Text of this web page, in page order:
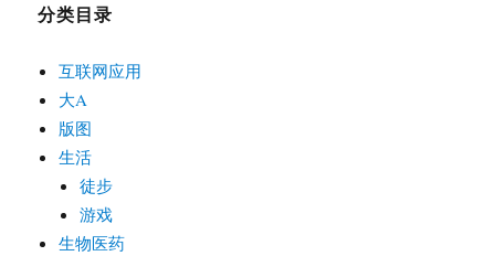
分类目录
互联网应用
大A
版图
生活
徒步
游戏
生物医药